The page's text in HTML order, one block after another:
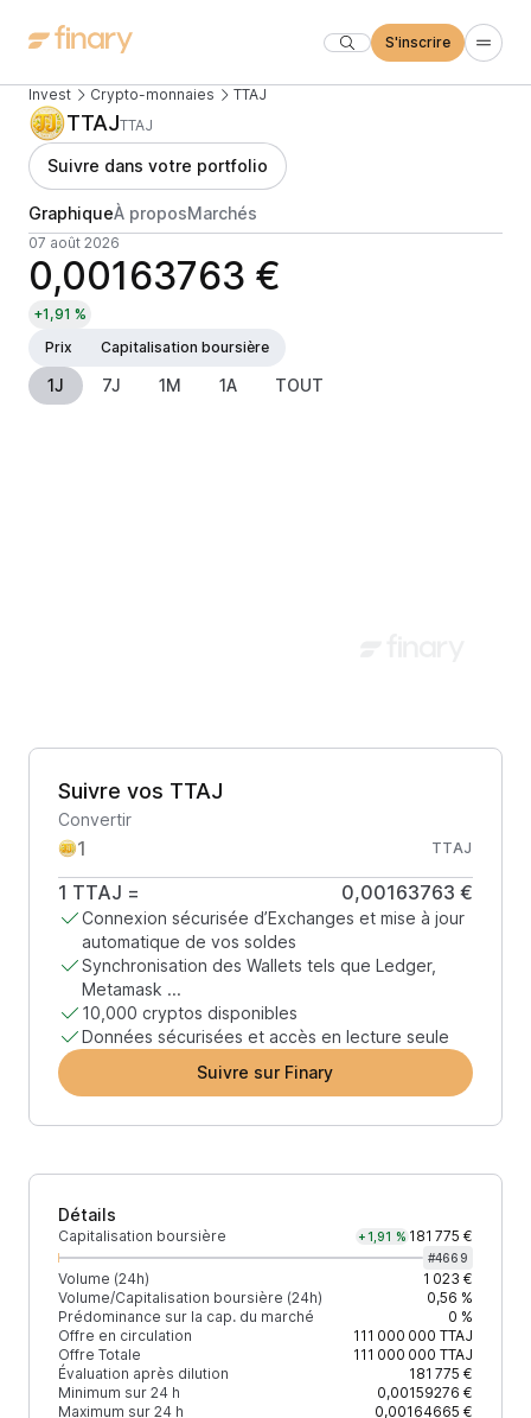
S'inscrire
Invest Crypto-monnaies TTAJ
TTAJTTAJ
Suivre dans votre portfolio
GraphiqueÀ proposMarchés
07 août 2026
0,00163763 €
+1,91 %
Prix
Capitalisation boursière
1J 7J 1M 1A TOUT
Suivre vos TTAJ
Convertir
TTAJ
1 TTAJ = 0,00163763 €
Connexion sécurisée d’Exchanges et mise à jour
automatique de vos soldes
Synchronisation des Wallets tels que Ledger,
Metamask ...
10,000 cryptos disponibles
Données sécurisées et accès en lecture seule
Suivre sur Finary
Détails
Capitalisation boursière +1,91 % 181 775 €
#4669
Volume (24h)
1 023 €
Volume/Capitalisation boursière (24h)
0,56 %
Prédominance sur la cap. du marché
0 %
Offre en circulation
111 000 000 TTAJ
Offre Totale
111 000 000 TTAJ
Évaluation après dilution
181 775 €
Minimum sur 24 h
0,00159276 €
Maximum sur 24 h
0,00164665 €